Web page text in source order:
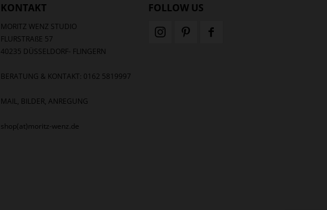
KONTAKT
MORITZ WENZ STUDIO
FLURSTRAßE 57
40235 DÜSSELDORF- FLINGERN
BERATUNG & KONTAKT: 0162 5819997
MAIL, BILDER, ANREGUNG
shop(at)moritz-wenz.de
FOLLOW US